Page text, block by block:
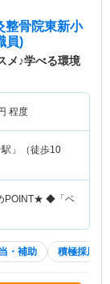
整骨院東新小
員)
メ♪学べる環境
程度
駅」（徒歩10
POINT★ ◆「ベ
・補助 積極採用中